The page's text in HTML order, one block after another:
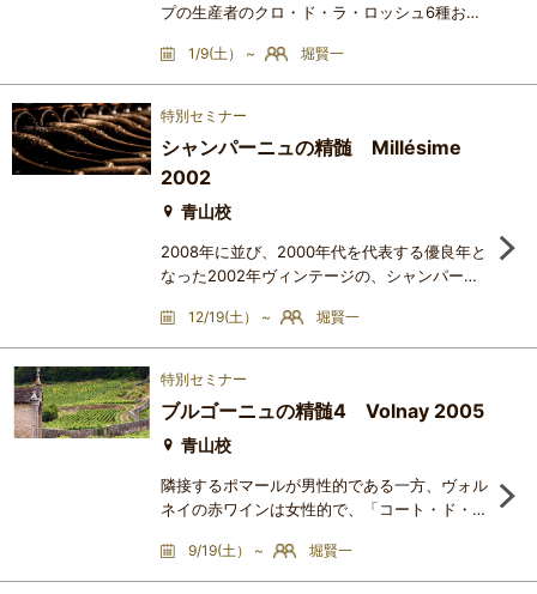
プの生産者のクロ・ド・ラ・ロッシュ6種およ
ン・クリュの歴史的な成り立ちや区画ごとの個
性について検討します。【ワインリスト】Clos
de la Roche 2005 Domaine Leroy （世界最安
Rousseau （世界最安値17万円）Clos de la
Roche 2005 Dujac （世界最安値20万円）
Clos de la Roche 2005 Jacky Truchot
1/9(土） ~ 堀賢一
特別セミナー
シャンパーニュの精髄 Millésime
2002
青山校
2008年に並び、2000年代を代表する優良年と
なった2002年ヴィンテージの、シャンパーニ
ンドで試飲し、生産年とブレンド、生産者とブ
ドウ畑に由来する個性について検討します。
【ワインリスト】Jacques Selosse Grand
février 2012) （世界最安値49万円）Egly-
Ouriet Brut Grand Cru Millésime 2002 （世
2002 （
12/19(土） ~ 堀賢一
特別セミナー
ブルゴーニュの精髄4 Volnay 2005
青山校
隣接するポマールが男性的である一方、ヴォル
ネイの赤ワインは女性的で、「コート・ド・ボ
われています。この講座では、世紀のヴィンテ
ージとなった2005年の、ヴォルネイ村を代表
9/19(土） ~ 堀賢一